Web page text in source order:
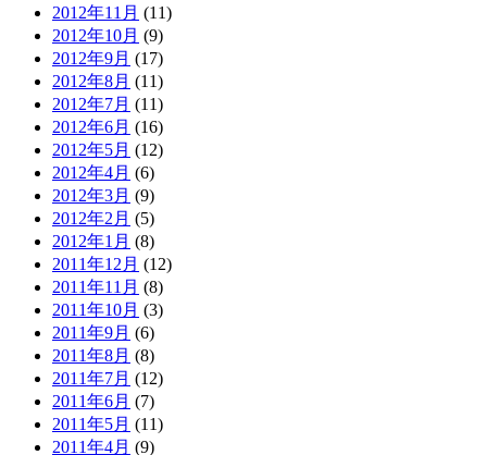
2012年11月 (11)
2012年10月 (9)
2012年9月 (17)
2012年8月 (11)
2012年7月 (11)
2012年6月 (16)
2012年5月 (12)
2012年4月 (6)
2012年3月 (9)
2012年2月 (5)
2012年1月 (8)
2011年12月 (12)
2011年11月 (8)
2011年10月 (3)
2011年9月 (6)
2011年8月 (8)
2011年7月 (12)
2011年6月 (7)
2011年5月 (11)
2011年4月 (9)